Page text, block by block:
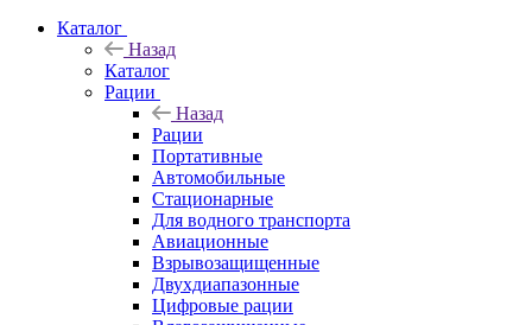
Каталог
Назад
Каталог
Рации
Назад
Рации
Портативные
Автомобильные
Стационарные
Для водного транспорта
Авиационные
Взрывозащищенные
Двухдиапазонные
Цифровые рации